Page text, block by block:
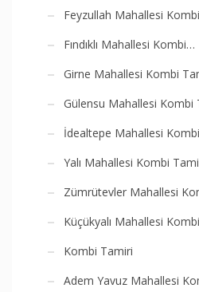
Feyzullah Mahallesi
Fındıklı Mahallesi Kombi…
Girne Mahallesi Kombi
Gülensu Mahallesi Kombi
İdealtepe Mahallesi
Yalı Mahallesi Kombi
Zümrütevler Mahallesi
Küçükyalı Mahallesi
Kombi Tamiri
Adem Yavuz Mahallesi